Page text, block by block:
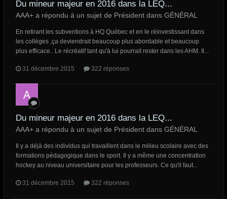
Du mineur majeur en 2016 dans la LEQ...
AAA+ a répondu à un sujet de Président dans GÉNÉRAL
En retirant les subventions à HQ Québec et en le réinvestissant dans
les collèges ,ça deviendrait beaucoup plus abordable et beaucoup
plus efficace.. Le récréatif tant qu'à lui pourrait rester dans les AHM. Il...
31 décembre 2015 322 réponses
Du mineur majeur en 2016 dans la LEQ...
AAA+ a répondu à un sujet de Président dans GÉNÉRAL
Il y a déjà des individus qui travaillent dans le milieu scolaire avec des
formations pédagogique dans le sport. Il y a même une concentration
hockey au niveau universitaire pour les professeurs. Ce qu'il faut...
31 décembre 2015 322 réponses